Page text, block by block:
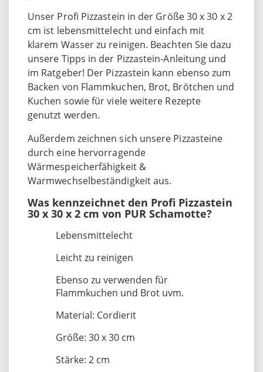
Unser Profi Pizzastein in der Größe 30 x 30 x 2
cm ist lebensmittelecht und einfach mit
klarem Wasser zu reinigen. Beachten Sie dazu
unsere Tipps in der Pizzastein-Anleitung und
im Ratgeber! Der Pizzastein kann ebenso zum
Backen von Flammkuchen, Brot, Brötchen und
Kuchen sowie für viele weitere Rezepte
genutzt werden.
Außerdem zeichnen sich unsere Pizzasteine
durch eine hervorragende
Wärmespeicherfähigkeit &
Warmwechselbeständigkeit aus.
Was kennzeichnet den Profi Pizzastein
30 x 30 x 2 cm von PUR Schamotte?
Lebensmittelecht
Leicht zu reinigen
Ebenso zu verwenden für
Flammkuchen und Brot uvm.
Material: Cordierit
Größe: 30 x 30 cm
Stärke: 2 cm